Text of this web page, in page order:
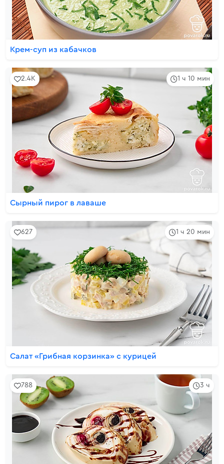
Крем-суп из кабачков
1 ч 10 мин
2.4K
Сырный пирог в лаваше
1 ч 20 мин
627
Салат «Грибная корзинка» с курицей
3 ч
788